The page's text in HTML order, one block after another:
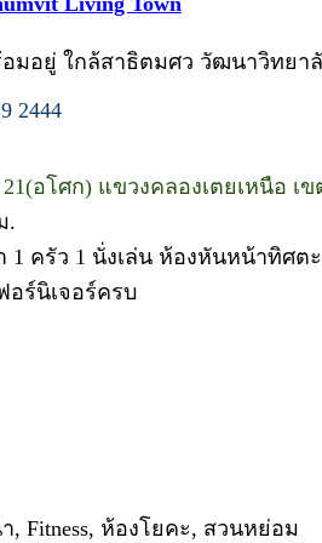
อมอยู่ ใกล้สาธิตมศว วัฒนาวิทย
2444
อโศก) แขวงคลองเตยเหนือ เ
.
1 ครัว 1 นั่งเล่น ห้องหันหน้าทิศต
อร์นิเจอร์ครบ
, Fitness, ห้องโยคะ, สวนหย่อม